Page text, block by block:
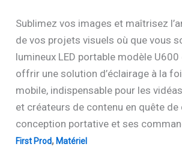
Sublimez vos images et maîtrisez
de vos projets visuels où que vous
lumineux LED portable modèle
offrir une solution d’éclairage à la
mobile, indispensable pour les
et créateurs de contenu en quête de
conception portative et ses
First Prod, Matériel